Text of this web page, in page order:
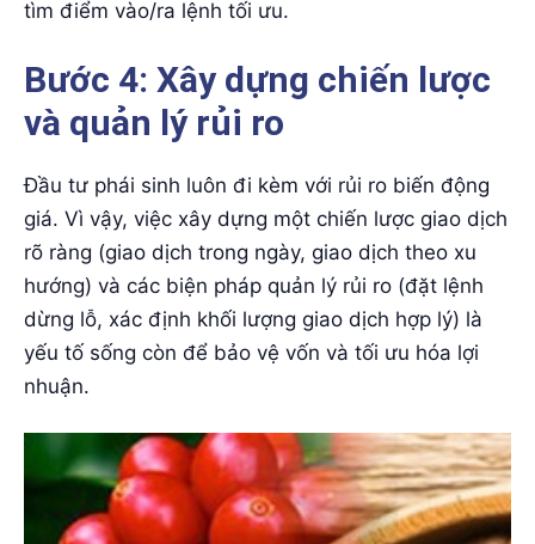
tìm điểm vào/ra lệnh tối ưu.
Bước 4: Xây dựng chiến lược
và quản lý rủi ro
Đầu tư phái sinh luôn đi kèm với rủi ro biến động
giá. Vì vậy, việc xây dựng một chiến lược giao dịch
rõ ràng (giao dịch trong ngày, giao dịch theo xu
hướng) và các biện pháp quản lý rủi ro (đặt lệnh
dừng lỗ, xác định khối lượng giao dịch hợp lý) là
yếu tố sống còn để bảo vệ vốn và tối ưu hóa lợi
nhuận.